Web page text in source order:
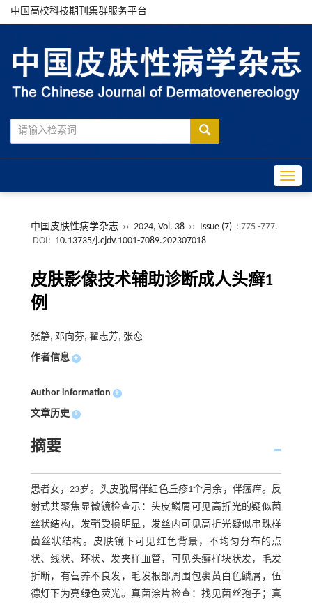
中国高校科技期刊集群服务平台
中国皮肤性病学杂志 ›› 2024, Vol. 38 ›› Issue (7) : 775 -777.
DOI: 10.13735/j.cjdv.1001-7089.202307018
皮肤影像技术辅助诊断成人头癣1
例
张静, 邓向芬, 翟志芳, 张恋
作者信息 +
Author information +
文章历史 +
摘要
患者女，23岁。头皮脱屑伴红色丘疹1个月余，伴瘙痒。反
射式共聚焦显微镜检查示：头皮鳞屑可见高折光的疑似菌
丝状结构，发鞘受损明显，发丝内可见高折光疑似串珠样
菌丝状结构。皮肤镜下可见红色背景，不均匀分布的点
状、线状、环状、发夹样血管，可见头癣样块状发，毛发
折断，有营养不良发，毛发根部周围包裹黄白色鳞屑，伍
德灯下为亮绿色荧光。真菌涂片检查：找见菌丝孢子；真